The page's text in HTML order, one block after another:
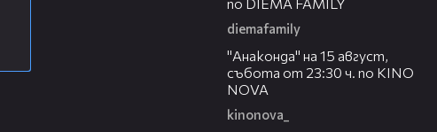
diemafamily
"Анаконда" на 15 август,
събота от 23:30 ч. по KINO
NOVA
kinonova_